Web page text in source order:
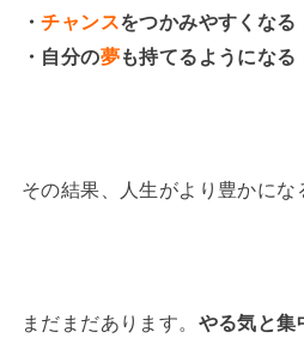
・チャンスをつかみやすくなる
・自分の夢も持てるようになる
その結果、人生がより豊かにな
まだまだあります。 やる気と集